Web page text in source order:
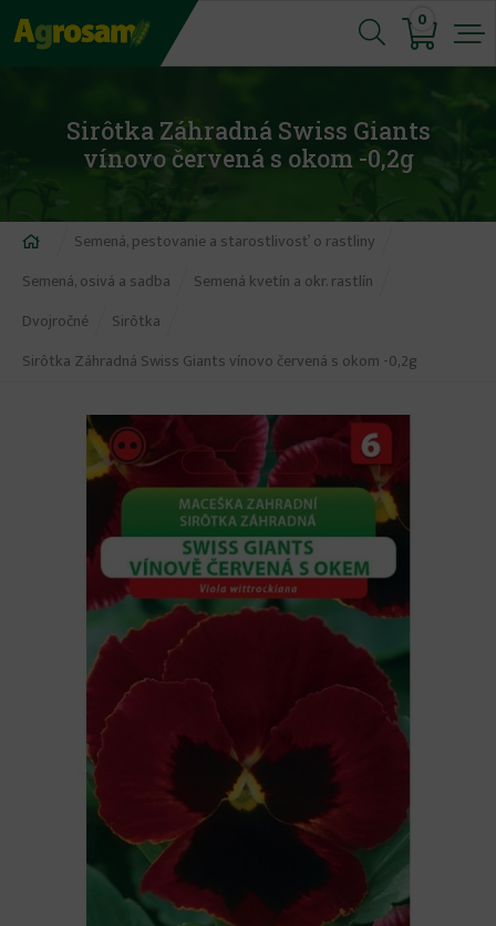
Jump
to
0
Sirôtka Záhradná Swiss Giants
vínovo červená s okom -0,2g
Nachádzate
sa
tu
Semená, pestovanie a starostlivosť o rastliny
Semená, osivá a sadba
Semená kvetín a okr. rastlín
Dvojročné
Sirôtka
Sirôtka Záhradná Swiss Giants vínovo červená s okom -0,2g